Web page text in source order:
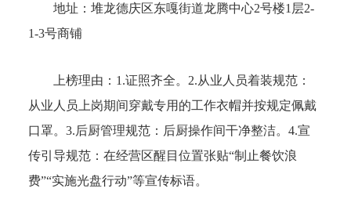
地址：堆龙德庆区东嘎街道龙腾中心2号楼1层2-
1-3号商铺
上榜理由：1.证照齐全。2.从业人员着装规范：
从业人员上岗期间穿戴专用的工作衣帽并按规定佩戴
口罩。3.后厨管理规范：后厨操作间干净整洁。4.宣
传引导规范：在经营区醒目位置张贴“制止餐饮浪
费”“实施光盘行动”等宣传标语。